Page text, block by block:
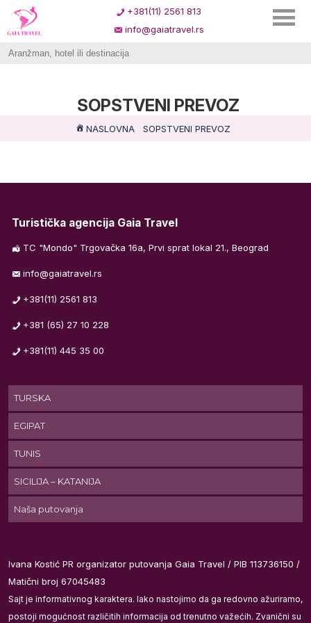
+381(11) 2561 813
info@gaiatravel.rs
SOPSTVENI PREVOZ
NASLOVNA SOPSTVENI PREVOZ
Turistička agencija Gaia Travel
TC "Mondo" Trgovačka 16a, Prvi sprat lokal 21., Beograd
info@gaiatravel.rs
+381(11) 2561 813
+381 (65) 27 10 228
+381(11) 445 35 00
TURSKA
EGIPAT
TUNIS
SICILIJA – KATANIJA
Naša putovanja
Ivana Kostić PR organizator putovanja Gaia Travel / PIB 113736150 /
Matični broj 67045483
Sajt je informativnog karaktera. Iako nastojimo da ga redovno ažuriramo,
postoji mogućnost različitih informacija od trenutno važećih. Zvanični su